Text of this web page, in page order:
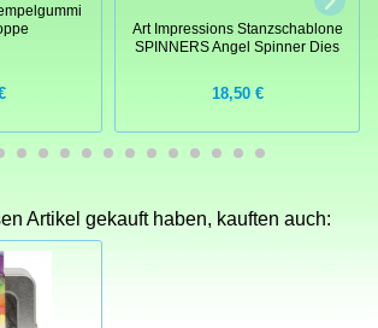
Art Impressions Stanzschablone
SPINNERS Angel Spinner Dies
18,50 €
Artikel gekauft haben, kauften auch: